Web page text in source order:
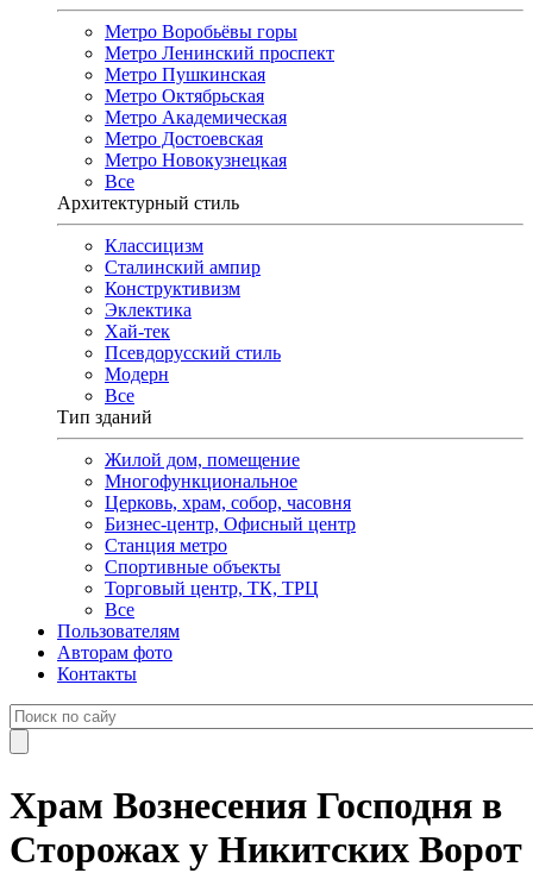
Метро Воробьёвы горы
Метро Ленинский проспект
Метро Пушкинская
Метро Октябрьская
Метро Академическая
Метро Достоевская
Метро Новокузнецкая
Все
Архитектурный стиль
Классицизм
Сталинский ампир
Конструктивизм
Эклектика
Хай-тек
Псевдорусский стиль
Модерн
Все
Тип зданий
Жилой дом, помещение
Многофункциональное
Церковь, храм, собор, часовня
Бизнес-центр, Офисный центр
Станция метро
Спортивные объекты
Торговый центр, ТК, ТРЦ
Все
Пользователям
Авторам фото
Контакты
Храм Вознесения Господня в
Сторожах у Никитских Ворот